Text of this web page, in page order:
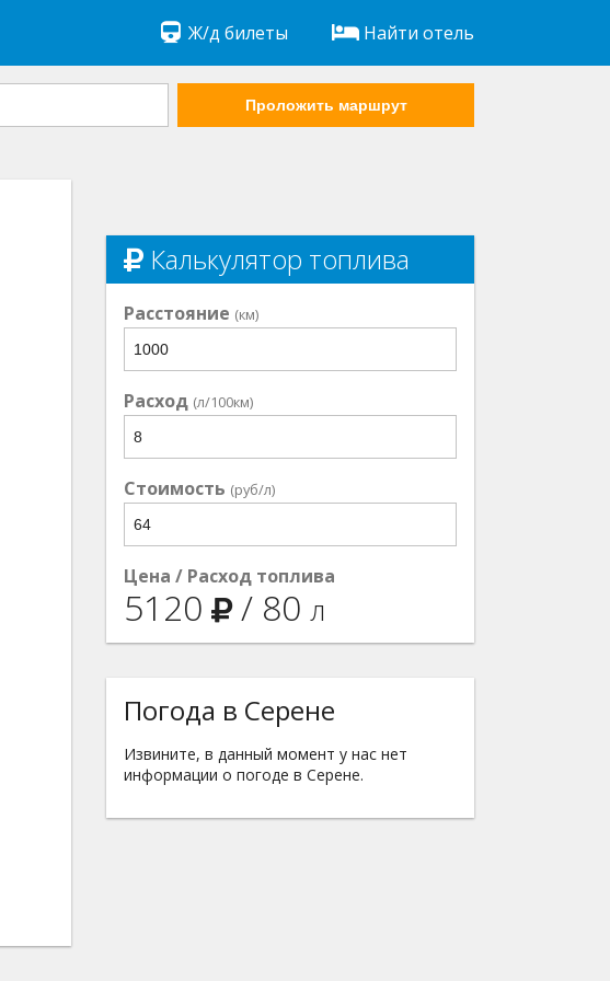
Ж/д билеты Найти отель
Проложить маршрут
Калькулятор топлива
Расстояние (км)
Расход (л/100км)
Стоимость (руб/л)
Цена / Расход топлива
5120 / 80 л
Погода в Серене
Извините, в данный момент у нас нет
информации о погоде в Серене.